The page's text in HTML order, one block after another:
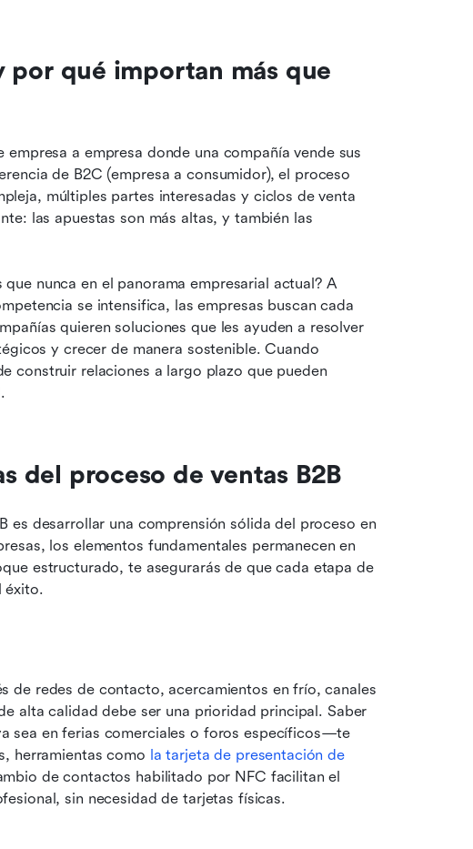
por qué importan más que
a empresa donde una compañía vende sus
de B2C (empresa a consumidor), el proceso
múltiples partes interesadas y ciclos de venta
las apuestas son más altas, y también las
nunca en el panorama empresarial actual? A
se intensifica, las empresas buscan cada
quieren soluciones que les ayuden a resolver
y crecer de manera sostenible. Cuando
construir relaciones a largo plazo que pueden
del proceso de ventas B2B
es desarrollar una comprensión sólida del proceso en
los elementos fundamentales permanecen en
estructurado, te asegurarás de que cada etapa de
éxito.
de redes de contacto, acercamientos en frío, canales
alta calidad debe ser una prioridad principal. Saber
sea en ferias comerciales o foros específicos—te
herramientas como la tarjeta de presentación de
de contactos habilitado por NFC facilitan el
sin necesidad de tarjetas físicas.